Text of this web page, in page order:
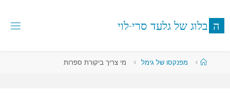
לתוכן
ה בלוג של גלעד סרי-לוי
עמודמפנקסו של גימל מי צריך ביקורת ספרות